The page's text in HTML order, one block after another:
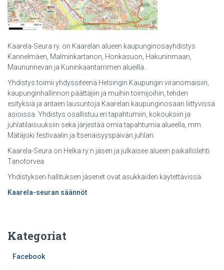
Kaarela-Seura ry. on Kaarelan alueen kaupunginosayhdistys
Kannelmäen, Malminkartanon, Honkasuon, Hakuninmaan,
Maununnevan ja Kuninkaantammen alueilla.
Yhdistys toimii yhdyssiteenä Helsingin Kaupungin viranomaisiin,
kaupunginhallinnon päättäjiin ja muihin toimijoihin, tehden
esityksiä ja antaen lausuntoja Kaarelan kaupunginosaan liittyvissä
asioissa. Yhdistys osallistuu eri tapahtumiin, kokouksiin ja
juhlatilaisuuksiin sekä järjestää omia tapahtumia alueella, mm.
Mätäjoki festivaalin ja Itsenäisyyspäivän juhlan.
Kaarela-Seura on Helka ry:n jäsen ja julkaisee alueen paikallislehti
Tanotorvea.
Yhdistyksen hallituksen jäsenet ovat asukkaiden käytettävissä.
Kaarela-seuran säännöt
Kategoriat
Facebook